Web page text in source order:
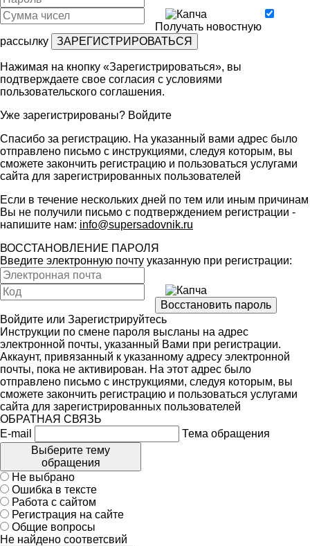
Получать новостную
рассылку
Нажимая на кнопку «Зарегистрироваться», вы
подтверждаете свое согласия с условиями
пользовательского соглашения.
Уже зарегистрированы? Войдите
Спасибо за регистрацию. На указанный вами адрес было
отправлено письмо с инструкциями, следуя которым, вы
сможете закончить регистрацию и пользоваться услугами
сайта для зарегистрированных пользователей
Если в течение нескольких дней по тем или иным причинам
Вы не получили письмо с подтверждением регистрации -
напишите нам: info@supersadovnik.ru
ВОССТАНОВЛЕНИЕ ПАРОЛЯ
Введите электронную почту указанную при регистрации:
Войдите или Зарегистрируйтесь
Инструкции по смене пароля высланы на адрес
электронной почты, указанный Вами при регистрации.
Аккаунт, привязанный к указанному адресу электронной
почты, пока не активирован. На этот адрес было
отправлено письмо с инструкциями, следуя которым, вы
сможете закончить регистрацию и пользоваться услугами
сайта для зарегистрированных пользователей
ОБРАТНАЯ СВЯЗЬ
E-mail
Тема обращения
Выберите тему
обращения
Не выбрано
Ошибка в тексте
Работа с сайтом
Регистрация на сайте
Общие вопросы
Не найдено соответсвий